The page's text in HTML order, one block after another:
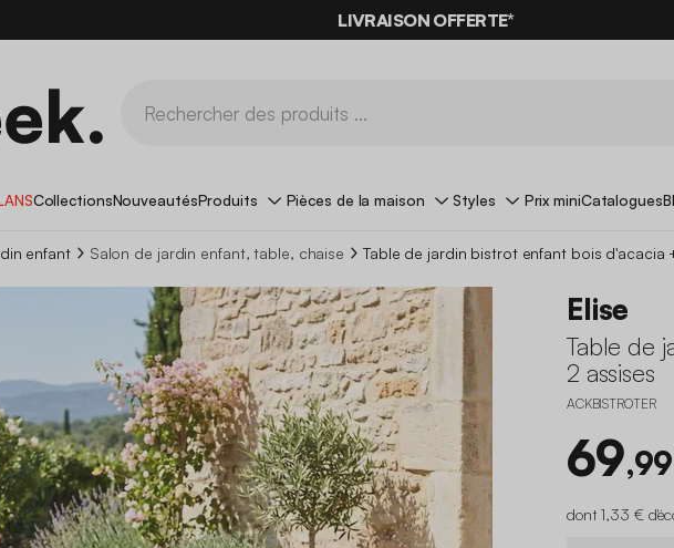
LIVRAISON OFFERTE*
CollectionsNouveautésProduits Pièces de la maison Styles Prix miniCatalogues
enfant Salon de jardin enfant, table, chaise Table de jardin bistrot enfant bois d'acacia
Elise
Table de
2 assises
ACKBISTROTER
69
dont 1,33 €